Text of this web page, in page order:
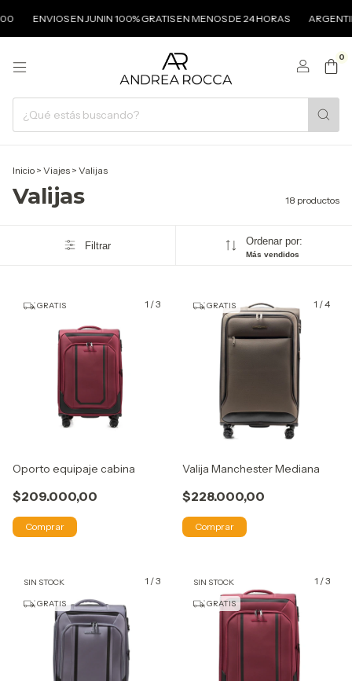
ENVIOS EN JUNIN 100% GRATIS EN MENOS DE 24 HORAS
0
Inicio > Viajes > Valijas
Valijas 18 productos
Filtrar Ordenar por:
Más vendidos
1 /3
GRATIS
Oporto equipaje cabina
$209.000,00
Comprar
1 /4
GRATIS
Valija Manchester Mediana
$228.000,00
Comprar
1 /3
SIN STOCK
GRATIS
1 /3
SIN STOCK
GRATIS